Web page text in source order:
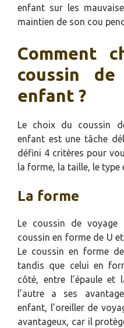
enfant sur les
maintien de son cou
Comment
coussin
enfant ?
Le choix du coussin
enfant est une tâche
défini 4 critères pour
la forme, la taille, le
La forme
Le coussin de
coussin en forme de U
Le coussin en forme
tandis que celui en
côté, entre l’épaule et
l’autre a ses
enfant, l’oreiller de
avantageux, car il